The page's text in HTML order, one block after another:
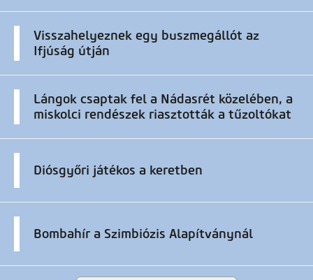
Visszahelyeznek egy buszmegállót az
Ifjúság útján
Lángok csaptak fel a Nádasrét közelében, a
miskolci rendészek riasztották a tűzoltókat
Diósgyőri játékos a keretben
Bombahír a Szimbiózis Alapítványnál